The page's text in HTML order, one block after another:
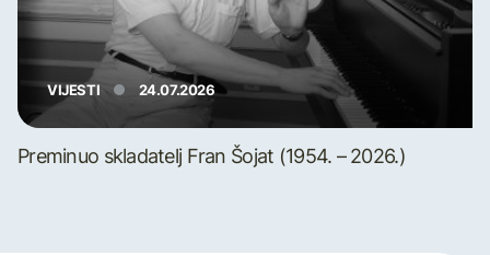
VIJESTI 24.07.2026
Preminuo skladatelj Fran Šojat (1954. – 2026.)